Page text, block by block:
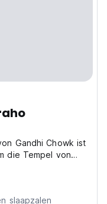
Gandhi Chowk ist
die Tempel von
zu entdecken.
slaapzalen